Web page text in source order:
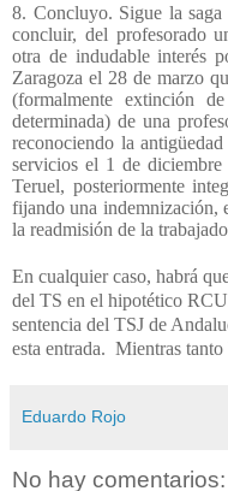
8. Concluyo. Sigue la
concluir, del profesorado
otra de indudable interés
Zaragoza el 28 de marzo
(formalmente extinción
determinada) de una
reconociendo la
servicios el 1 de
Teruel, posteriormente
fijando una indemnización,
la readmisión de la
En cualquier caso, habrá
del TS en el hipotético
sentencia del TSJ de
esta entrada. Mientras tanto
Eduardo Rojo
No hay comentarios: